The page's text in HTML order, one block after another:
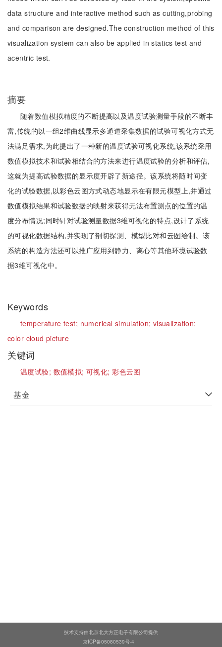
data structure and interactive method such as cutting,probing
and comparison are designed.The construction method of this
visualization system can also be applied in statics test and
acentric test.
摘要
随着数值模拟精度的不断提高以及温度试验测量手段的不断丰
富,传统的以一组2维曲线显示多通道采集数据的试验可视化方式无
法满足需求,为此提出了一种新的温度试验可视化系统,该系统采用
数值模拟技术和试验相结合的方法来进行温度试验的分析和评估,
这就为提高试验数据的显示度开辟了新途径。该系统将随时间变
化的试验数据,以彩色云图方式动态地显示在有限元模型上,并通过
数值模拟结果和试验数据的映射来获得无法布置测点的位置的温
度分布情况;同时针对试验测量数据3维可视化的特点,设计了系统
的可视化数据结构,并实现了剖切探测、模型比对和云图绘制。该
系统的构造方法还可以推广应用到静力、离心等其他环境试验数
据3维可视化中。
Keywords
temperature test; numerical simulation; visualization;
color cloud picture
关键词
温度试验; 数值模拟;可视化;彩色云图
基金
技术支持由北京北大方正电子有限公司提供
京ICP备05080539号-4